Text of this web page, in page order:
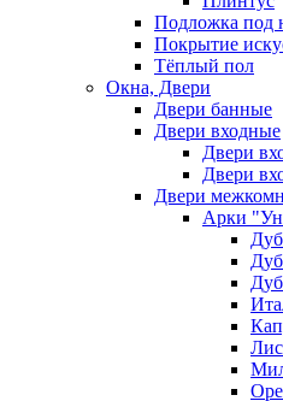
Подложка под
Покрытие
Тёплый пол
Окна, Двери
Двери банные
Двери входные
Двери
Двери
Двери
Арки